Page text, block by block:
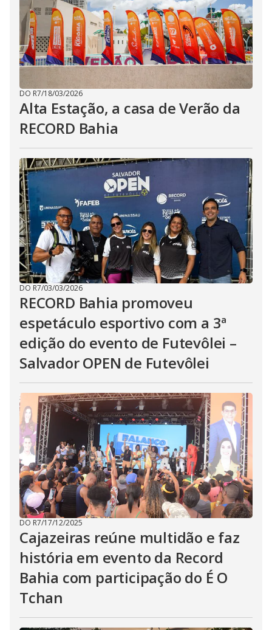
DO R7/18/03/2026
Alta Estação, a casa de Verão da
RECORD Bahia
DO R7/03/03/2026
RECORD Bahia promoveu
espetáculo esportivo com a 3ª
edição do evento de Futevôlei –
Salvador OPEN de Futevôlei
DO R7/17/12/2025
Cajazeiras reúne multidão e faz
história em evento da Record
Bahia com participação do É O
Tchan